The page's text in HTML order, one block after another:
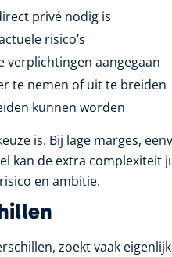
privé nodig is
risico’s
aangegaan
te nemen of uit te breiden
kunnen worden
is. Bij lage marges,
kan de extra complexiteit
en ambitie.
zoekt vaak